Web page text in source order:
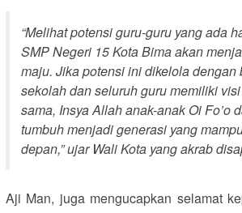
“Melihat potensi guru-guru yang ada
SMP Negeri 15 Kota Bima akan
maju. Jika potensi ini dikelola dengan
sekolah dan seluruh guru memiliki
sama, Insya Allah anak-anak Oi Fo’o
tumbuh menjadi generasi yang
depan,” ujar Wali Kota yang akrab
Aji Man, juga mengucapkan selamat